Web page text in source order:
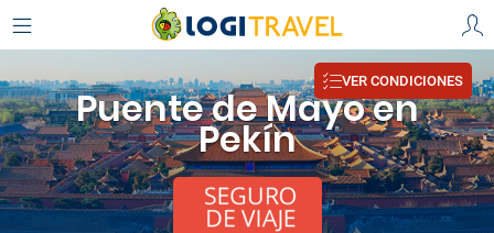
Puente de Mayo en
Pekín
VER CONDICIONES